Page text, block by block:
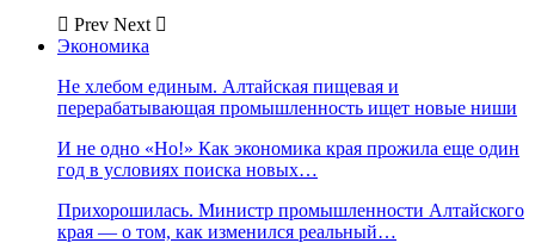
Prev Next
Экономика
Не хлебом единым. Алтайская пищевая и
перерабатывающая промышленность ищет новые ниши
И не одно «Но!» Как экономика края прожила еще один
год в условиях поиска новых…
Прихорошилась. Министр промышленности Алтайского
края — о том, как изменился реальный…